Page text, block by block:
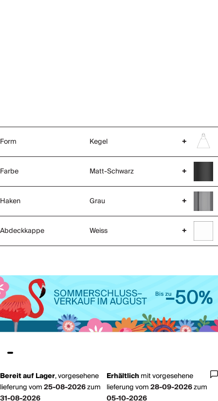
Form Kegel +
Farbe Matt-Schwarz +
Haken Grau +
Abdeckkappe Weiss +
Bereit auf Lager,vorgesehene
lieferung vom25-08-2026zum
31-08-2026
Erhältlich mitvorgesehene
lieferung vom28-09-2026zum
05-10-2026